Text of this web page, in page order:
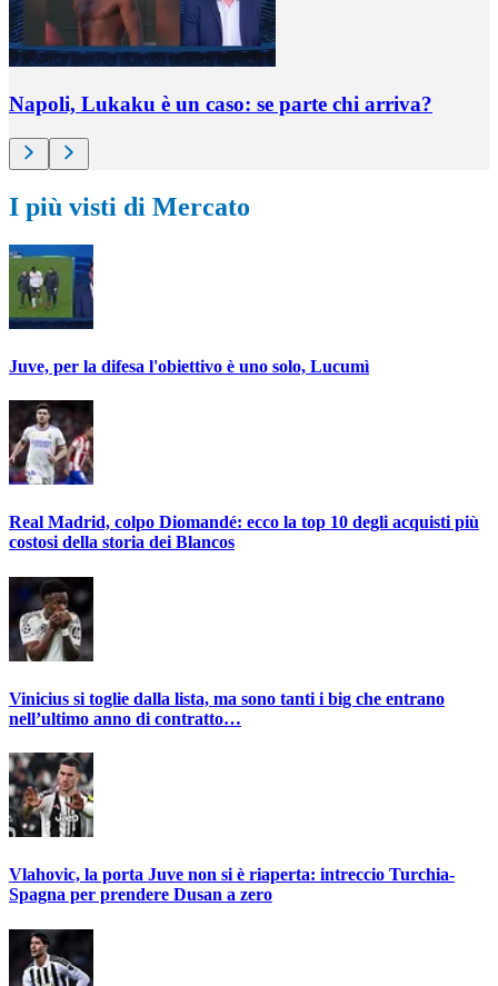
Napoli, Lukaku è un caso: se parte chi arriva?
I più visti di Mercato
Juve, per la difesa l'obiettivo è uno solo, Lucumì
Real Madrid, colpo Diomandé: ecco la top 10 degli acquisti più
costosi della storia dei Blancos
Vinicius si toglie dalla lista, ma sono tanti i big che entrano
nell’ultimo anno di contratto…
Vlahovic, la porta Juve non si è riaperta: intreccio Turchia-
Spagna per prendere Dusan a zero